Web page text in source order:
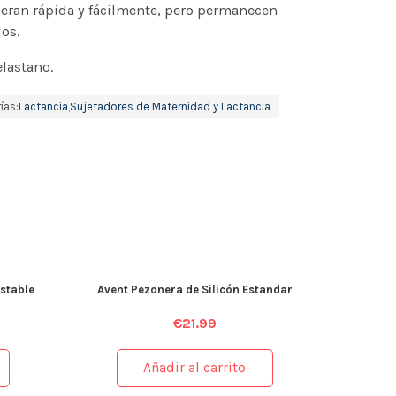
rápida y fácilmente, pero permanecen
Lactancia,Sujetadores de Maternidad y Lactancia
Avent Pezonera de Silicón Estandar
€21.99
Añadir al carrito